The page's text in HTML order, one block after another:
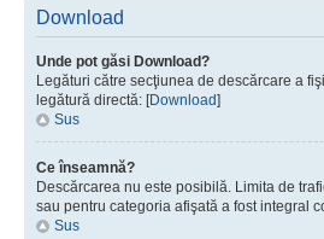
Download
Unde pot găsi Download?
Legături către secţiunea de descărcare a
legătură directă: [Download]
Sus
Ce înseamnă?
Descărcarea nu este posibilă. Limita de
sau pentru categoria afişată a fost integral
Sus